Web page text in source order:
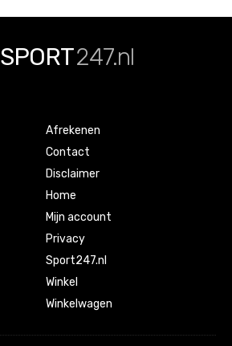
SPORT247.nl
Afrekenen
Contact
Disclaimer
Home
Mijn account
Privacy
Sport247.nl
Winkel
Winkelwagen